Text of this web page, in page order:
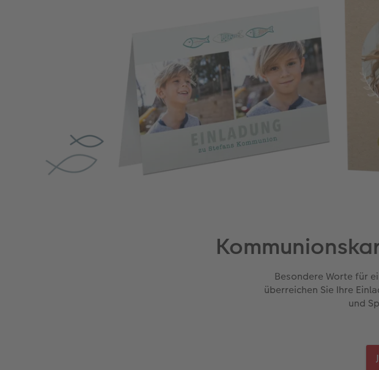
Besondere Worte für
überreichen Sie Ihre
und